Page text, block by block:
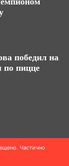
победил на
по пицце
Частично